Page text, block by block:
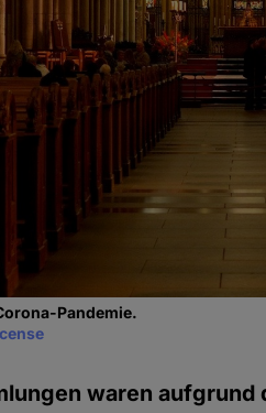
Pandemie.
waren aufgrund